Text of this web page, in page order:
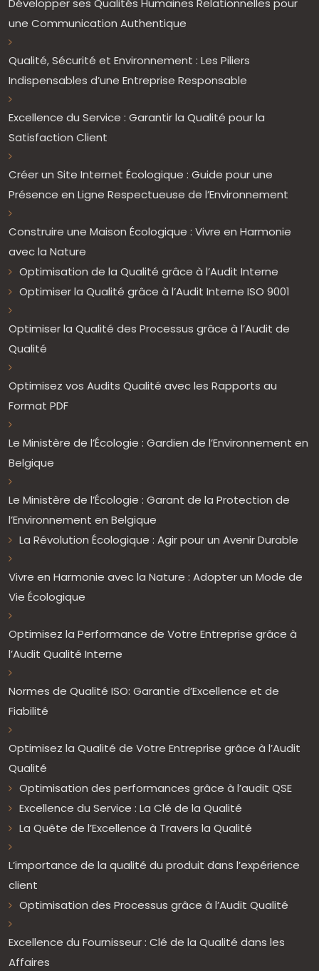
Développer ses Qualités Humaines Relationnelles pour
une Communication Authentique
Qualité, Sécurité et Environnement : Les Piliers
Indispensables d’une Entreprise Responsable
Excellence du Service : Garantir la Qualité pour la
Satisfaction Client
Créer un Site Internet Écologique : Guide pour une
Présence en Ligne Respectueuse de l’Environnement
Construire une Maison Écologique : Vivre en Harmonie
avec la Nature
Optimisation de la Qualité grâce à l’Audit Interne
Optimiser la Qualité grâce à l’Audit Interne ISO 9001
Optimiser la Qualité des Processus grâce à l’Audit de
Qualité
Optimisez vos Audits Qualité avec les Rapports au
Format PDF
Le Ministère de l’Écologie : Gardien de l’Environnement en
Belgique
Le Ministère de l’Écologie : Garant de la Protection de
l’Environnement en Belgique
La Révolution Écologique : Agir pour un Avenir Durable
Vivre en Harmonie avec la Nature : Adopter un Mode de
Vie Écologique
Optimisez la Performance de Votre Entreprise grâce à
l’Audit Qualité Interne
Normes de Qualité ISO: Garantie d’Excellence et de
Fiabilité
Optimisez la Qualité de Votre Entreprise grâce à l’Audit
Qualité
Optimisation des performances grâce à l’audit QSE
Excellence du Service : La Clé de la Qualité
La Quête de l’Excellence à Travers la Qualité
L’importance de la qualité du produit dans l’expérience
client
Optimisation des Processus grâce à l’Audit Qualité
Excellence du Fournisseur : Clé de la Qualité dans les
Affaires